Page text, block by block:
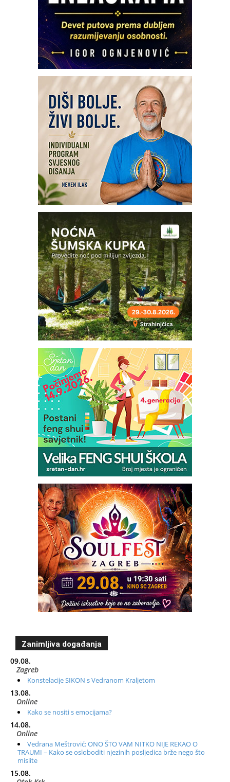
Zanimljiva događanja
09.08.
Zagreb
Konstelacije SIKON s Vedranom Kraljetom
13.08.
Online
Kako se nositi s emocijama?
14.08.
Online
Vedrana Meštrović: ONO ŠTO VAM NITKO NIJE REKAO O
TRAUMI – Kako se osloboditi njezinih posljedica brže nego što
mislite
15.08.